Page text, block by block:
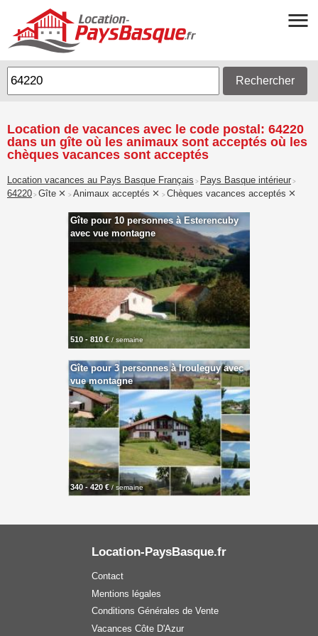
Rechercher
Location de vacances avec le code postal: 64220
dans un gîte où les animaux sont acceptés où les
chèques vacances sont acceptés
Location vacances au Pays Basque Français > Pays Basque intérieur >
64220 > Gîte > Animaux acceptés > Chèques vacances acceptés
Gîte pour 10 personnes à Esterencuby
avec vue montagne
510 - 810 € / semaine
Gîte pour 3 personnes à Irouleguy avec
vue montagne
340 - 420 €/ semaine
Location-PaysBasque.fr
Contact
Mentions légales
Conditions Générales de Vente
Vacances Côte D'Azur